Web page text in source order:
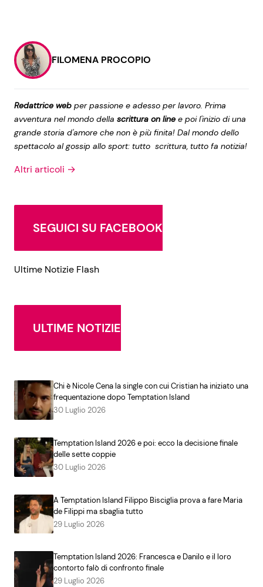
FILOMENA PROCOPIO
Redattrice web per passione e adesso per lavoro. Prima
avventura nel mondo della scrittura on line e poi l'inizio di una
grande storia d'amore che non è più finita! Dal mondo dello
spettacolo al gossip allo sport: tutto scrittura, tutto fa notizia!
Altri articoli →
SEGUICI SU FACEBOOK
Ultime Notizie Flash
ULTIME NOTIZIE
Chi è Nicole Cena la single con cui Cristian ha iniziato una
frequentazione dopo Temptation Island
30 Luglio 2026
Temptation Island 2026 e poi: ecco la decisione finale
delle sette coppie
30 Luglio 2026
A Temptation Island Filippo Bisciglia prova a fare Maria
de Filippi ma sbaglia tutto
29 Luglio 2026
Temptation Island 2026: Francesca e Danilo e il loro
contorto falò di confronto finale
29 Luglio 2026